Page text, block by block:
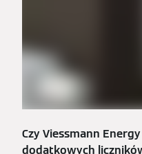
Czy Viessmann
dodatkowych